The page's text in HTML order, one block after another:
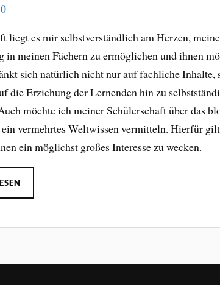
0
liegt es mir selbstverständlich am Herzen,
in meinen Fächern zu ermöglichen und ihnen
sich natürlich nicht nur auf fachliche Inhalte,
die Erziehung der Lernenden hin zu
möchte ich meiner Schülerschaft über das
vermehrtes Weltwissen vermitteln. Hierfür
ein möglichst großes Interesse zu wecken.